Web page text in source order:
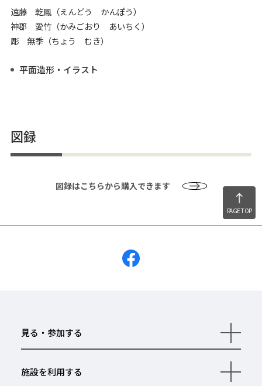
遠藤 乾鳳（えんどう かんぽう）
神郡 愛竹（かみごおり あいちく）
彫 無季（ちょう むき）
平面造形・イラスト
図録
図録はこちらから購入できます
PAGE TOP
見る・参加する
開
く
施設を利用する 開